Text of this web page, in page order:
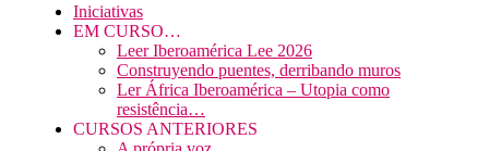
Iniciativas
EM CURSO…
Leer Iberoamérica Lee 2026
Construyendo puentes, derribando muros
Ler África Iberoamérica – Utopia como
resistência…
CURSOS ANTERIORES